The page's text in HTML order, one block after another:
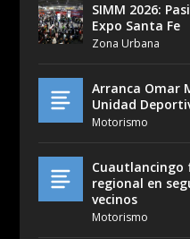
SIMM 2026:
Expo Santa Fe
Zona Urbana
Arranca Omar
Unidad
Motorismo
Cuautlancingo
regional en
vecinos
Motorismo